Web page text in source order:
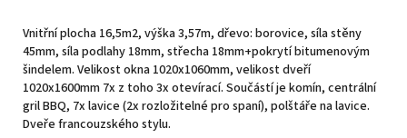
Vnitřní plocha 16,5m2, výška 3,57m, dřevo: borovice, síla stěny
45mm, síla podlahy 18mm, střecha 18mm+pokrytí bitumenovým
šindelem. Velikost okna 1020x1060mm, velikost dveří
1020x1600mm 7x z toho 3x otevírací. Součástí je komín, centrální
gril BBQ, 7x lavice (2x rozložitelné pro spaní), polštáře na lavice.
Dveře francouzského stylu.